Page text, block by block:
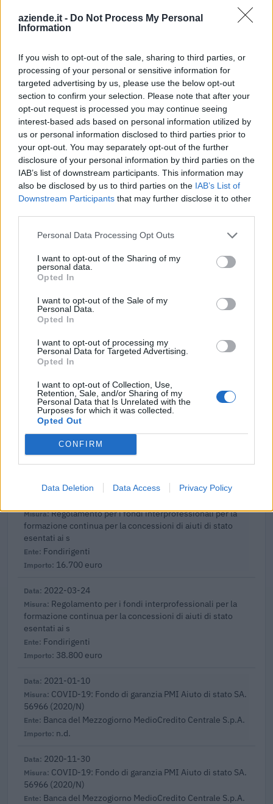
aziende.it - Do Not Process My Personal
Information
If you wish to opt-out of the sale, sharing to third parties, or
processing of your personal or sensitive information for
targeted advertising by us, please use the below opt-out
section to confirm your selection. Please note that after your
opt-out request is processed you may continue seeing
interest-based ads based on personal information utilized by
us or personal information disclosed to third parties prior to
your opt-out. You may separately opt-out of the further
disclosure of your personal information by third parties on the
IAB’s list of downstream participants. This information may
also be disclosed by us to third parties on the IAB’s List of
Downstream Participants that may further disclose it to other
Personal Data Processing Opt Outs
I want to opt-out of the Sharing of my
personal data.
Opted In
I want to opt-out of the Sale of my
Personal Data.
Opted In
I want to opt-out of processing my
Personal Data for Targeted Advertising.
Opted In
I want to opt-out of Collection, Use,
Retention, Sale, and/or Sharing of my
Personal Data that Is Unrelated with the
Purposes for which it was collected.
Opted Out
CONFIRM
Data Deletion Data Access Privacy Policy
Fonte:ANAC – Banca Dati Nazionale Contratti Pubblici
Aiuti di Stato e contributi pubblici
Frezza Srl risulta beneficiaria di 8 aiuti o contributi pubblici
per un totale di almeno 895.101 euro (2020–2026).
2026-01-28
Esonero dal versamento dei contributi previdenziali
per l'assunzione di giovani lavoratori ( art. 1 comma 10-15
L. 178/
inps
2025-01-31
Esonero dal versamento dei contributi previdenziali
per l'assunzione di giovani lavoratori ( art. 1 comma 10-15
inps
2.233 euro
2024-03-28
Finanziamenti agevolati per la partecipazione delle
imprese a fiere ed eventi internazionali
Simest S.p.A.
300.000 euro
2024-03-13
contributi per l'efficientamento di impianti termici
Provincia di Treviso - Settore Ambiente e
Regolamento per i fondi interprofessionali per la
formazione continua per la concessioni di aiuti di stato
esentati ai s
Fondirigenti
16.700 euro
2022-03-24
Regolamento per i fondi interprofessionali per la
formazione continua per la concessioni di aiuti di stato
esentati ai s
Fondirigenti
38.800 euro
2021-01-10
COVID-19: Fondo di garanzia PMI Aiuto di stato SA.
56966 (2020/N)
Banca del Mezzogiorno MedioCredito Centrale S.p.A.
n.d.
2020-11-30
COVID-19: Fondo di garanzia PMI Aiuto di stato SA.
56966 (2020/N)
Banca del Mezzogiorno MedioCredito Centrale S.p.A.